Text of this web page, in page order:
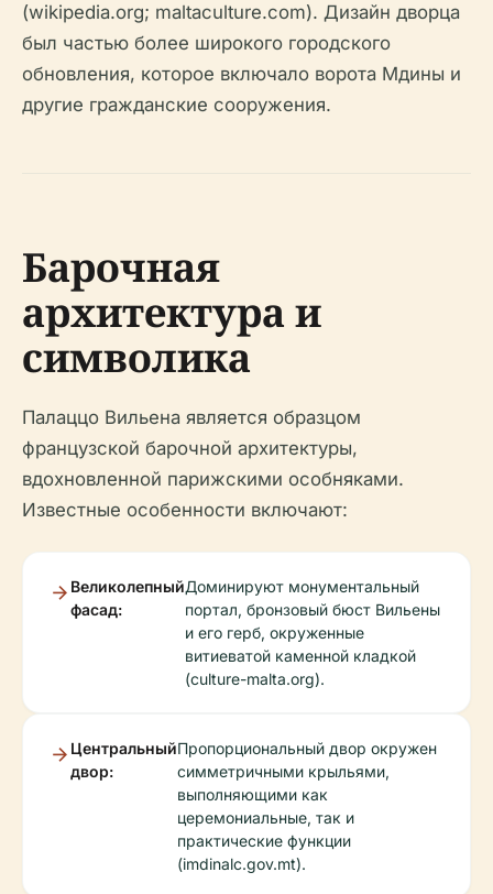
(wikipedia.org; maltaculture.com). Дизайн дворца
был частью более широкого городского
обновления, которое включало ворота Мдины и
другие гражданские сооружения.
Барочная
архитектура и
символика
Палаццо Вильена является образцом
французской барочной архитектуры,
вдохновленной парижскими особняками.
Известные особенности включают:
Великолепный
фасад:
Доминируют монументальный
портал, бронзовый бюст Вильены
и его герб, окруженные
витиеватой каменной кладкой
(culture-malta.org).
Центральный
двор:
Пропорциональный двор окружен
симметричными крыльями,
выполняющими как
церемониальные, так и
практические функции
(imdinalc.gov.mt).